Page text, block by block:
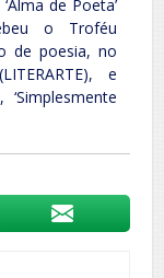
de Poeta’
o Troféu
de poesia, no
e